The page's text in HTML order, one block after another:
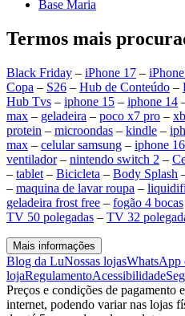
Base Maria
Termos mais
Black Friday – iPhone 17 –
Copa – S26 – Hub de Conteúdo –
Hub Tvs – iphone 15 – iphone 14
max – geladeira – poco x7 pro –
protein – microondas – kindle –
max – celular samsung – iphone
ventilador– nintendo switch 2 –
– tablet – Bicicleta – Body Splash
– maquina de lavar roupa –
geladeira frost free – fogão 4 bocas
TV 50 polegadas – TV 32
Mais informações
Blog da LuNossas lojasWhatsApp
lojaRegulamentoAcessibilidade
Preços e condições de pagamento
internet, podendo variar nas lojas